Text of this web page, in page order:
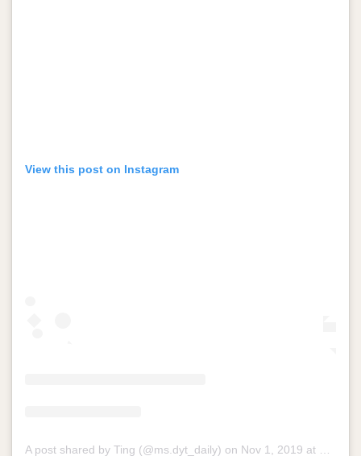
View this post on Instagram
A post shared by Ting (@ms.dyt_daily) on Nov 1, 2019 at 4:26am PDT